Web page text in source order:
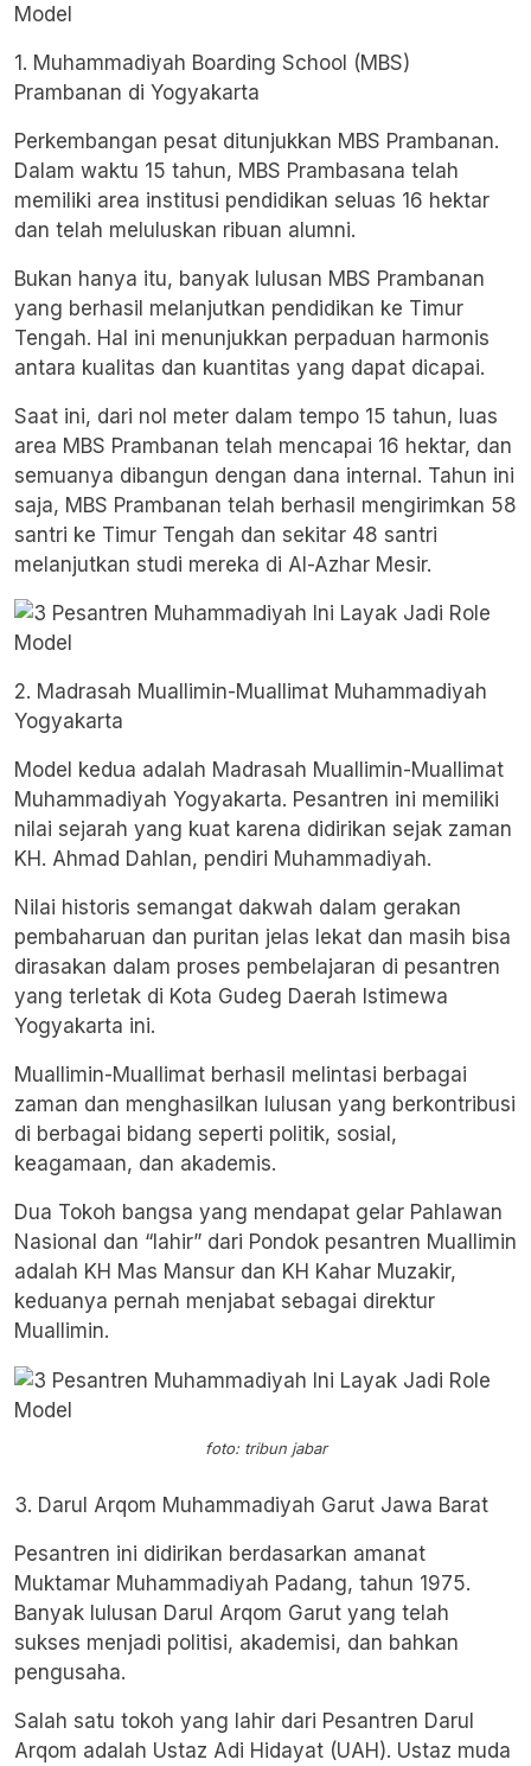
1. Muhammadiyah Boarding School (MBS)
Prambanan di Yogyakarta
Perkembangan pesat ditunjukkan MBS Prambanan.
Dalam waktu 15 tahun, MBS Prambasana telah
memiliki area institusi pendidikan seluas 16 hektar
dan telah meluluskan ribuan alumni.
Bukan hanya itu, banyak lulusan MBS Prambanan
yang berhasil melanjutkan pendidikan ke Timur
Tengah. Hal ini menunjukkan perpaduan harmonis
antara kualitas dan kuantitas yang dapat dicapai.
Saat ini, dari nol meter dalam tempo 15 tahun, luas
area MBS Prambanan telah mencapai 16 hektar, dan
semuanya dibangun dengan dana internal. Tahun ini
saja, MBS Prambanan telah berhasil mengirimkan 58
santri ke Timur Tengah dan sekitar 48 santri
melanjutkan studi mereka di Al-Azhar Mesir.
2. Madrasah Muallimin-Muallimat Muhammadiyah
Yogyakarta
Model kedua adalah Madrasah Muallimin-Muallimat
Muhammadiyah Yogyakarta. Pesantren ini memiliki
nilai sejarah yang kuat karena didirikan sejak zaman
KH. Ahmad Dahlan, pendiri Muhammadiyah.
Nilai historis semangat dakwah dalam gerakan
pembaharuan dan puritan jelas lekat dan masih bisa
dirasakan dalam proses pembelajaran di pesantren
yang terletak di Kota Gudeg Daerah Istimewa
Yogyakarta ini.
Muallimin-Muallimat berhasil melintasi berbagai
zaman dan menghasilkan lulusan yang berkontribusi
di berbagai bidang seperti politik, sosial,
keagamaan, dan akademis.
Dua Tokoh bangsa yang mendapat gelar Pahlawan
Nasional dan “lahir” dari Pondok pesantren Muallimin
adalah KH Mas Mansur dan KH Kahar Muzakir,
keduanya pernah menjabat sebagai direktur
Muallimin.
foto: tribun jabar
3. Darul Arqom Muhammadiyah Garut Jawa Barat
Pesantren ini didirikan berdasarkan amanat
Muktamar Muhammadiyah Padang, tahun 1975.
Banyak lulusan Darul Arqom Garut yang telah
sukses menjadi politisi, akademisi, dan bahkan
pengusaha.
Salah satu tokoh yang lahir dari Pesantren Darul
Arqom adalah Ustaz Adi Hidayat (UAH). Ustaz muda